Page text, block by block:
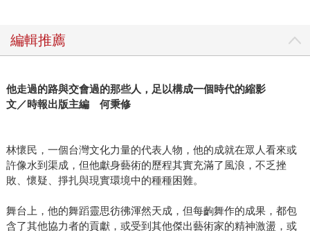
編輯推薦
他走過的路與交會過的那些人，足以構成一個時代的縮影
文／時報出版主編 何秉修
林懷民，一個台灣文化力量的代表人物，他的成就在眾人看來或
許像水到渠成，但他獻身藝術的歷程其實充滿了風浪，不乏挫
敗、懷疑、掙扎與現實環境中的種種困難。
舞台上，他的舞蹈靈思彷彿渾然天成，但每齣舞作的成果，都包
含了其他協力者的貢獻，或受到其他傑出藝術家的精神激盪，或